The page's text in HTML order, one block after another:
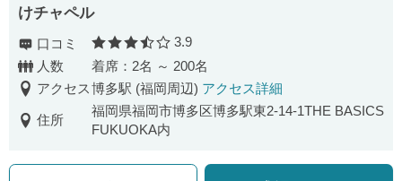
けチャペル
口コミ 口コミ評価
3.9
人数
着席：2名 ～ 200名
アクセス博多駅 (福岡周辺) アクセス詳細
住所
福岡県福岡市博多区博多駅東2-14-1THE BASICS
FUKUOKA内